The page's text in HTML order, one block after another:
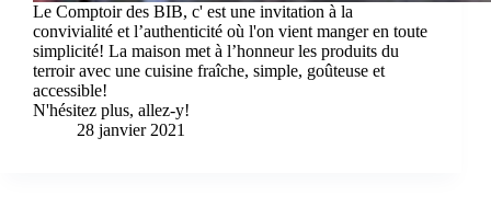
Le Comptoir des BIB, c' est une invitation à la
convivialité et l’authenticité où l'on vient manger en toute
simplicité! La maison met à l’honneur les produits du
terroir avec une cuisine fraîche, simple, goûteuse et
accessible!
N'hésitez plus, allez-y!
28 janvier 2021